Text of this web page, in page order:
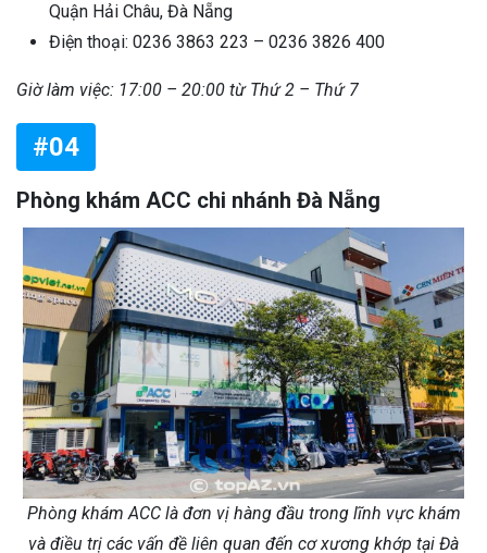
Quận Hải Châu, Đà Nẵng
Điện thoại: 0236 3863 223 – 0236 3826 400
Giờ làm việc: 17:00 – 20:00 từ Thứ 2 – Thứ 7
#04
Phòng khám ACC chi nhánh Đà Nẵng
Phòng khám ACC là đơn vị hàng đầu trong lĩnh vực khám
và điều trị các vấn đề liên quan đến cơ xương khớp tại Đà